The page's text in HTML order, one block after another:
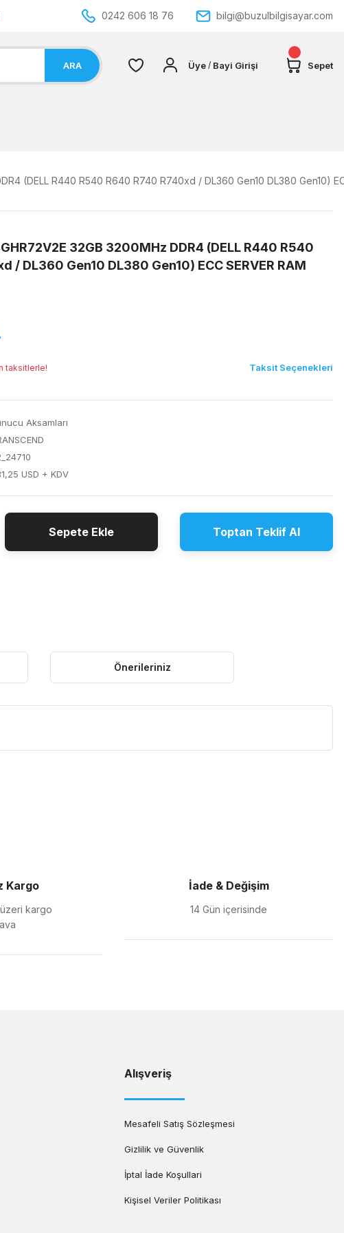
0242 606 18 76 bilgi@buzulbilgisayar.com
ARA Üye / Bayi Girişi Sepet
(DELL R440 R540 R640 R740 R740xd / DL360 Gen10 DL380 Gen10)
32GB 3200MHz DDR4 (DELL R440 R540
/ DL360 Gen10 DL380 Gen10) ECC SERVER RAM
taksitlerle! Taksit Seçenekleri
Aksamları
USD + KDV
Sepete Ekle Toptan Teklif Al
Önerileriniz
Kargo
kargo
İade & Değişim
14 Gün içerisinde
Alışveriş
Mesafeli Satış Sözleşmesi
Gizlilik ve Güvenlik
İptal İade Koşullari
Kişisel Veriler Politikası